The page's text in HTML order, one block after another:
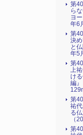
第
ら
ヨ
年6
第
決
と
年5
第
上
け
編
第
祐
る
（
第